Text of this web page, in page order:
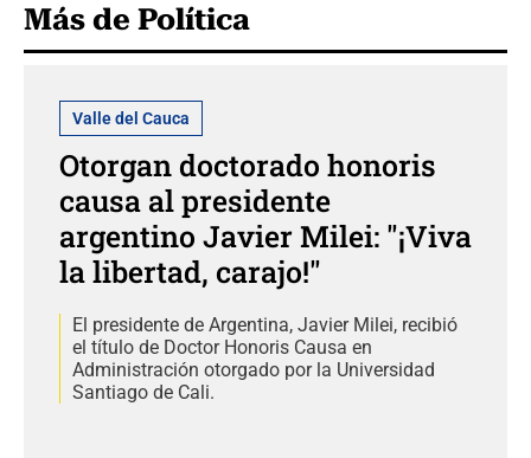
Más de Política
Valle del Cauca
Otorgan doctorado honoris
causa al presidente
argentino Javier Milei: "¡Viva
la libertad, carajo!"
El presidente de Argentina, Javier Milei, recibió
el título de Doctor Honoris Causa en
Administración otorgado por la Universidad
Santiago de Cali.